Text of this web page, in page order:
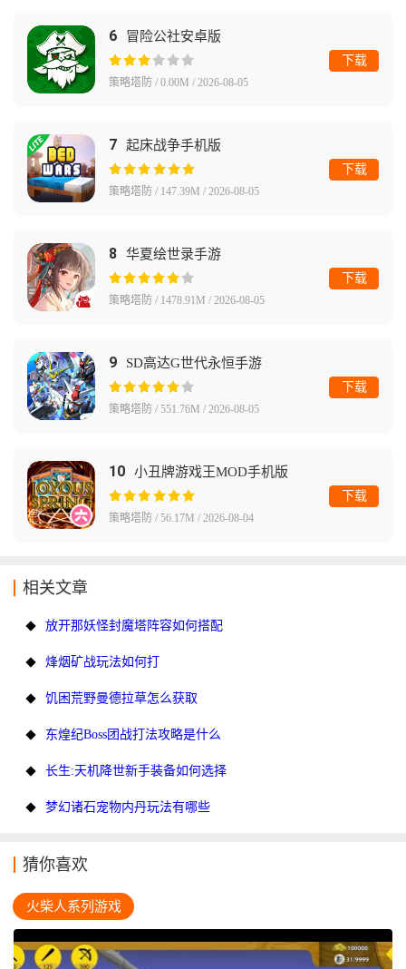
6 冒险公社安卓版
策略塔防 / 0.00M / 2026-08-05
下载
7 起床战争手机版
策略塔防 / 147.39M / 2026-08-05
下载
8 华夏绘世录手游
策略塔防 / 1478.91M / 2026-08-05
下载
9 SD高达G世代永恒手游
策略塔防 / 551.76M / 2026-08-05
下载
10 小丑牌游戏王MOD手机版
策略塔防 / 56.17M / 2026-08-04
下载
相关文章
放开那妖怪封魔塔阵容如何搭配
烽烟矿战玩法如何打
饥困荒野曼德拉草怎么获取
东煌纪Boss团战打法攻略是什么
长生:天机降世新手装备如何选择
梦幻诸石宠物内丹玩法有哪些
猜你喜欢
火柴人系列游戏